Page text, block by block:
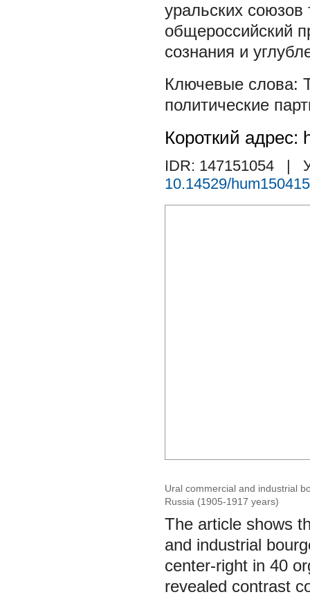
уральских
общероссийский
сознания и
политические
Короткий адрес:
IDR: 147151054
|
10.14529/hum150415
Ural commercial and industrial
Russia (1905-1917 years)
The article shows
and industrial
center-right in 40
revealed contrast